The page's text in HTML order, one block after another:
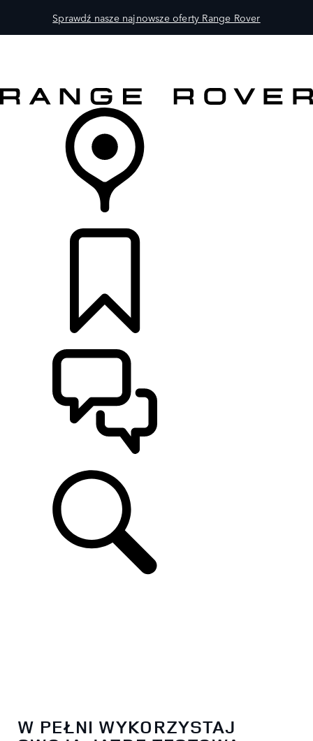
Sprawdź nasze najnowsze oferty Range Rover
W PEŁNI WYKORZYSTAJ